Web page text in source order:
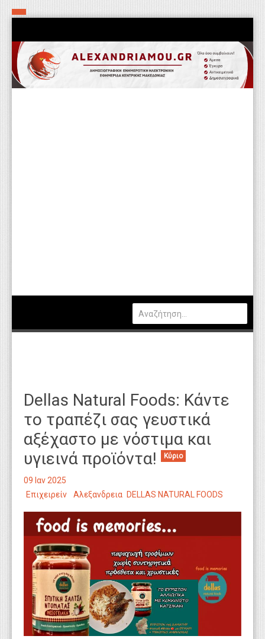
Dellas Natural Foods: Κάντε
το τραπέζι σας γευστικά
αξέχαστο με νόστιμα και
υγιεινά προϊόντα!
Κύριο
09 Ιαν 2025
Επιχειρείν
Αλεξανδρεια DELLAS NATURAL FOODS
Αρχική
Τα εν δήμω εν οίκω
Πολιτιστικά-Εκκλησιαστικά
Καιρός
Τεχνολογία
Εκπαίδευση
Υγεία
Γενικά
Βιβλιοθήκη Απόψεων
Κυτίο Παραπόνων Πολιτών
WEBTV